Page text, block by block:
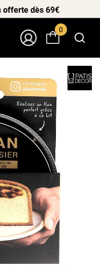
offerte dès 69€
0